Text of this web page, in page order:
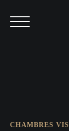
CHAMBRES